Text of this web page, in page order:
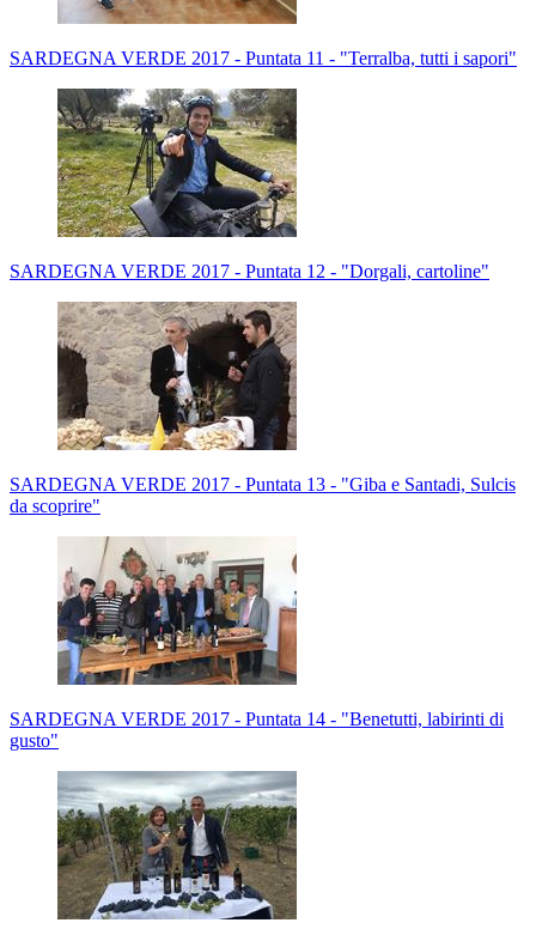
SARDEGNA VERDE 2017 - Puntata 11 - "Terralba, tutti i sapori"
SARDEGNA VERDE 2017 - Puntata 12 - "Dorgali, cartoline"
SARDEGNA VERDE 2017 - Puntata 13 - "Giba e Santadi, Sulcis
da scoprire"
SARDEGNA VERDE 2017 - Puntata 14 - "Benetutti, labirinti di
gusto"